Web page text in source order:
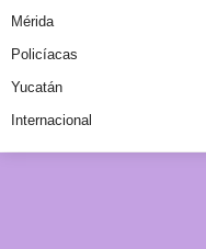
Mérida
Policíacas
Yucatán
Internacional